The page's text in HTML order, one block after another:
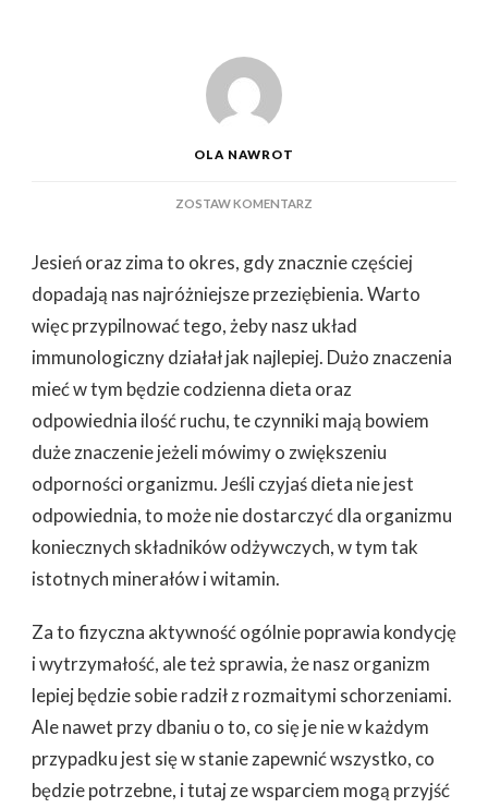
OLA NAWROT
ZOSTAW KOMENTARZ
NA
WZMOCNIENIE
ODPORNOŚCIOWEGO
UKŁADU
Jesień oraz zima to okres, gdy znacznie częściej
dopadają nas najróżniejsze przeziębienia. Warto
więc przypilnować tego, żeby nasz układ
immunologiczny działał jak najlepiej. Dużo znaczenia
mieć w tym będzie codzienna dieta oraz
odpowiednia ilość ruchu, te czynniki mają bowiem
duże znaczenie jeżeli mówimy o zwiększeniu
odporności organizmu. Jeśli czyjaś dieta nie jest
odpowiednia, to może nie dostarczyć dla organizmu
koniecznych składników odżywczych, w tym tak
istotnych minerałów i witamin.
Za to fizyczna aktywność ogólnie poprawia kondycję
i wytrzymałość, ale też sprawia, że nasz organizm
lepiej będzie sobie radził z rozmaitymi schorzeniami.
Ale nawet przy dbaniu o to, co się je nie w każdym
przypadku jest się w stanie zapewnić wszystko, co
będzie potrzebne, i tutaj ze wsparciem mogą przyjść